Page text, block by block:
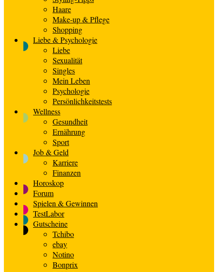
Haare
Make-up & Pflege
Shopping
Liebe & Psychologie
Liebe
Sexualität
Singles
Mein Leben
Psychologie
Persönlichkeitstests
Wellness
Gesundheit
Ernährung
Sport
Job & Geld
Karriere
Finanzen
Horoskop
Forum
Spielen & Gewinnen
TestLabor
Gutscheine
Tchibo
ebay
Notino
Bonprix